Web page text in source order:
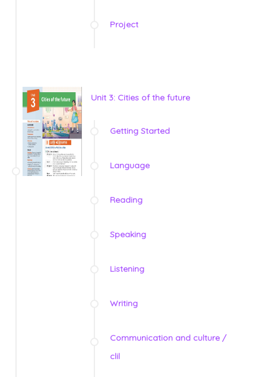
Project
Unit 3: Cities of the future
Getting Started
Language
Reading
Speaking
Listening
Writing
Communication and culture /
clil